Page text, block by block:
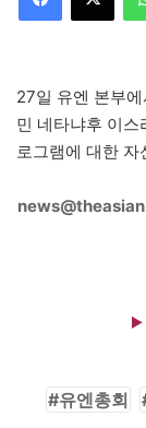
27일 유엔 본부
민 네타냐후 이스
로그램에 대한
유엔총회